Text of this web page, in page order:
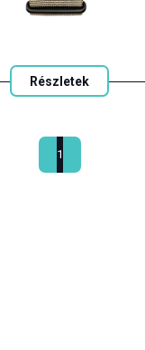
Részletek
1